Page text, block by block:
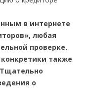
в интернете
любая
проверке.
также
о